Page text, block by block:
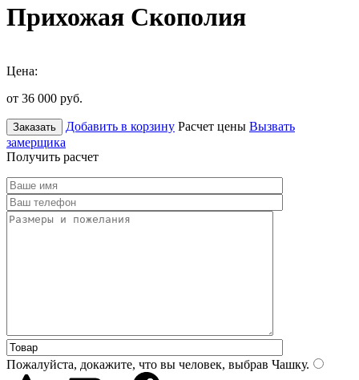
Прихожая Скополия
Цена:
от 36 000 руб.
Заказать Добавить в корзину Расчет цены Вызвать
замерщика
Получить расчет
Пожалуйста, докажите, что вы человек, выбрав Чашку.